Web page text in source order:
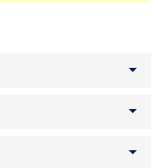
/ wypełnienie): 3 / 2,5
galwaniczne